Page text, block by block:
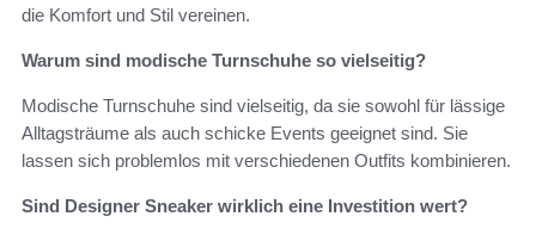
die Komfort und Stil vereinen.
Warum sind modische Turnschuhe so vielseitig?
Modische Turnschuhe sind vielseitig, da sie sowohl für lässige
Alltagsträume als auch schicke Events geeignet sind. Sie
lassen sich problemlos mit verschiedenen Outfits kombinieren.
Sind Designer Sneaker wirklich eine Investition wert?